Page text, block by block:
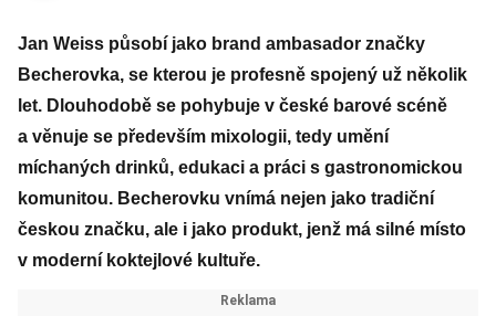
Jan Weiss působí jako brand ambasador značky
Becherovka, se kterou je profesně spojený už několik
let. Dlouhodobě se pohybuje v české barové scéně
a věnuje se především mixologii, tedy umění
míchaných drinků, edukaci a práci s gastronomickou
komunitou. Becherovku vnímá nejen jako tradiční
českou značku, ale i jako produkt, jenž má silné místo
v moderní koktejlové kultuře.